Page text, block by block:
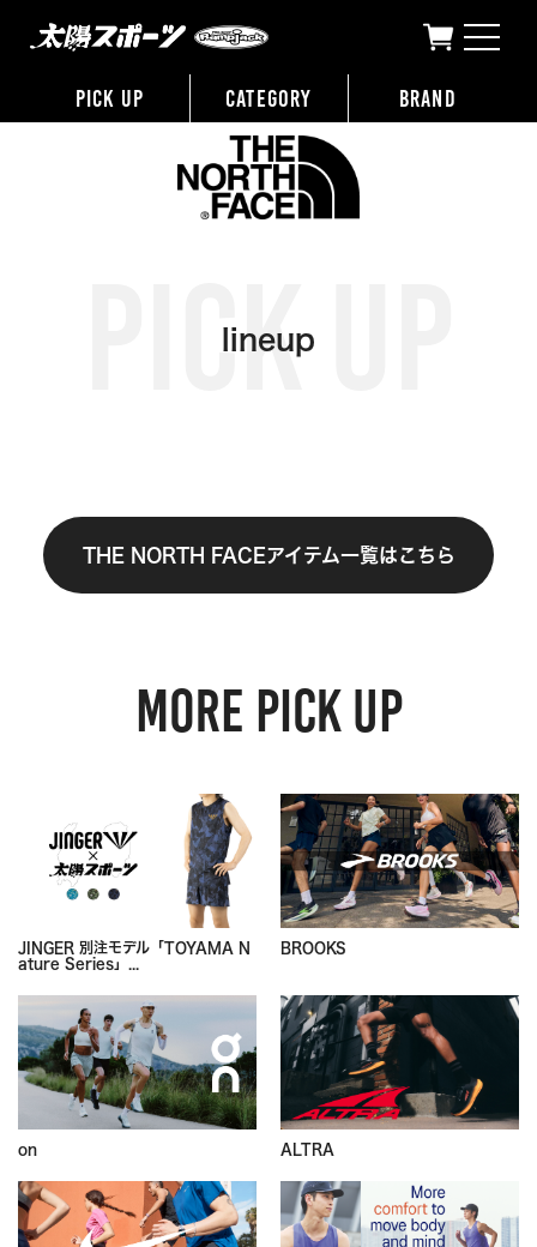
PICK UP CATEGORY BRAND
lineup
THE NORTH FACEアイテム一覧はこちら
MORE PICK UP
JINGER 別注モデル「TOYAMA N
ature Series」...
BROOKS
on ALTRA